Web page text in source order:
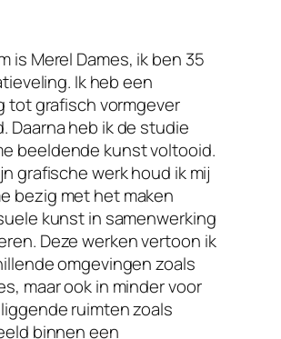
is Merel Dames, ik ben 35
Ik heb een
tot grafisch vormgever
Daarna heb ik de studie
beeldende kunst voltooid.
grafische werk houd ik mij
bezig met het maken
kunst in samenwerking
Deze werken vertoon ik
omgevingen zoals
maar ook in minder voor
ruimten zoals
binnen een